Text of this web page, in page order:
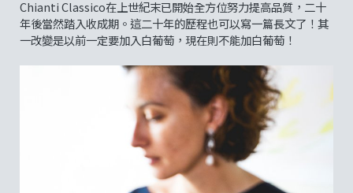
Chianti Classico在上世紀末已開始全方位努力提高品質，二十
年後當然踏入收成期。這二十年的歷程也可以寫一篇長文了！其
一改變是以前一定要加入白葡萄，現在則不能加白葡萄！